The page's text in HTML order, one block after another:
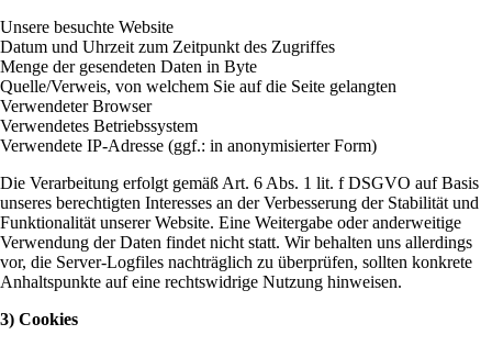
Unsere besuchte Website
Datum und Uhrzeit zum Zeitpunkt des Zugriffes
Menge der gesendeten Daten in Byte
Quelle/Verweis, von welchem Sie auf die Seite gelangten
Verwendeter Browser
Verwendetes Betriebssystem
Verwendete IP-Adresse (ggf.: in anonymisierter Form)
Die Verarbeitung erfolgt gemäß Art. 6 Abs. 1 lit. f DSGVO auf Basis
unseres berechtigten Interesses an der Verbesserung der Stabilität und
Funktionalität unserer Website. Eine Weitergabe oder anderweitige
Verwendung der Daten findet nicht statt. Wir behalten uns allerdings
vor, die Server-Logfiles nachträglich zu überprüfen, sollten konkrete
Anhaltspunkte auf eine rechtswidrige Nutzung hinweisen.
3) Cookies